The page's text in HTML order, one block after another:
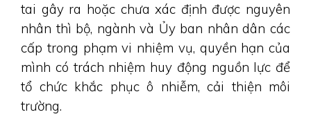
tai gây ra hoặc chưa xác định được nguyên
nhân thì bộ, ngành và Ủy ban nhân dân các
cấp trong phạm vi nhiệm vụ, quyền hạn của
mình có trách nhiệm huy động nguồn lực để
tổ chức khắc phục ô nhiễm, cải thiện môi
trường.